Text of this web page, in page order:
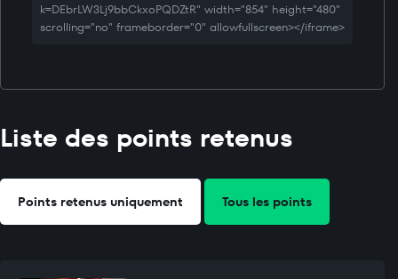
k=DEbrLW3Lj9bbCkxoPQDZtR" width="854" height="480"
scrolling="no" frameborder="0" allowfullscreen></iframe>
Liste des points retenus
Points retenus uniquement Tous les points